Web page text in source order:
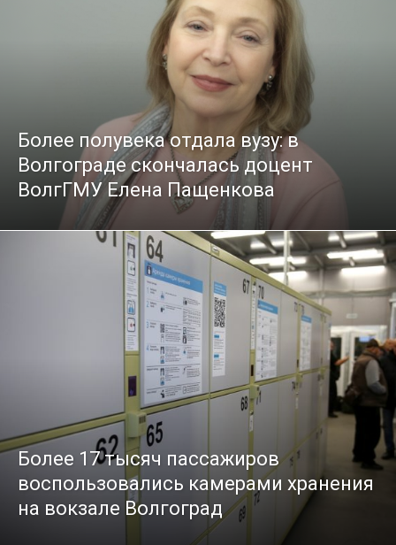
Более полувека отдала вузу: в
Волгограде скончалась доцент
ВолгГМУ Елена Пащенкова
Более 17 тысяч пассажиров
воспользовались камерами хранения
на вокзале Волгоград